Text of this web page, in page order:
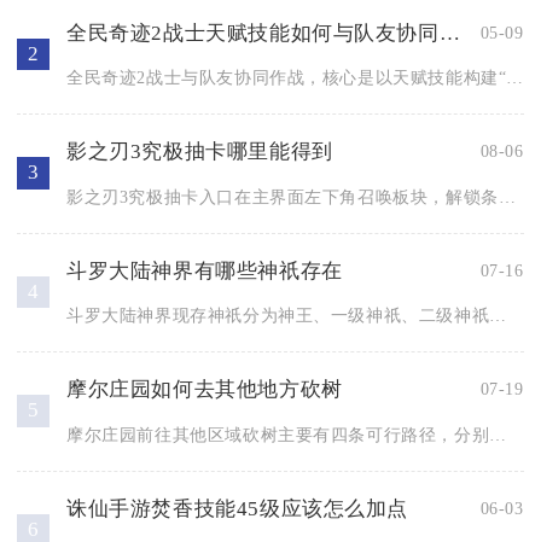
2
全民奇迹2战士天赋技能如何与队友协同作战 05-09
3
影之刃3究极抽卡哪里能得到 08-06
4
斗罗大陆神界有哪些神祇存在 07-16
5
摩尔庄园如何去其他地方砍树 07-19
6
诛仙手游焚香技能45级应该怎么加点 06-03